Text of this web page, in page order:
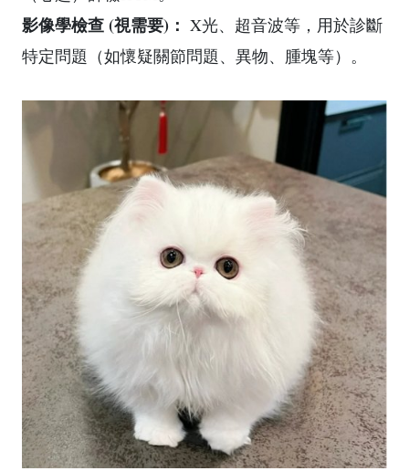
影像學檢查 (視需要)： X光、超音波等，用於診斷
特定問題（如懷疑關節問題、異物、腫塊等）。